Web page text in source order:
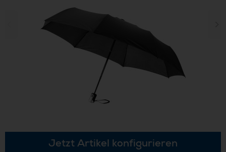
Jetzt Artikel konfigurieren